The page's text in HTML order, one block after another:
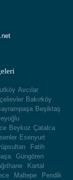
Avcılar
Bakırköy
Beşiktaş
Beykoz Çatalca
Esenyurt
Fatih
Güngören
Kartal
Maltepe
Pendik